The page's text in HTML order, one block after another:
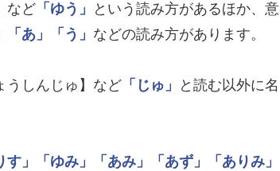
など 「ゆう」
という読み方があるほか、意
「あ」 「う」 などの読み方があります。
うしんじゅ】など 「じゅ」
と読む以外に名
す」 「ゆみ」 「あみ」 「あず」
「ありみ」